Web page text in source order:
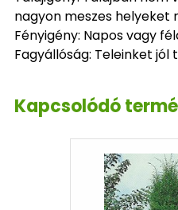
nagyon meszes helyeket
Fényigény: Napos vagy
Fagyállóság: Teleinket jól
Kapcsolódó